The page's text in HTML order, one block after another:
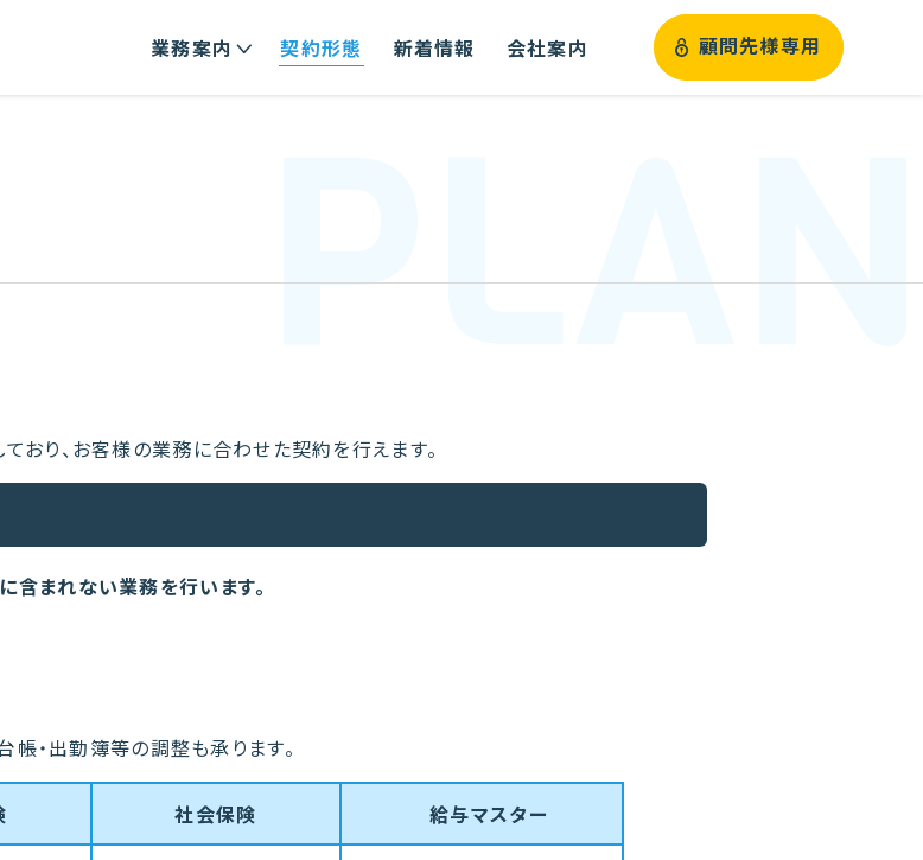
業務案内 契約形態 新着情報 会社案内 顧問先様専用
PLAN
り、お客様の業務に合わせた契約を行えます。
まれない業務を行います。
・出勤簿等の調整も承ります。
社会保険 給与マスター